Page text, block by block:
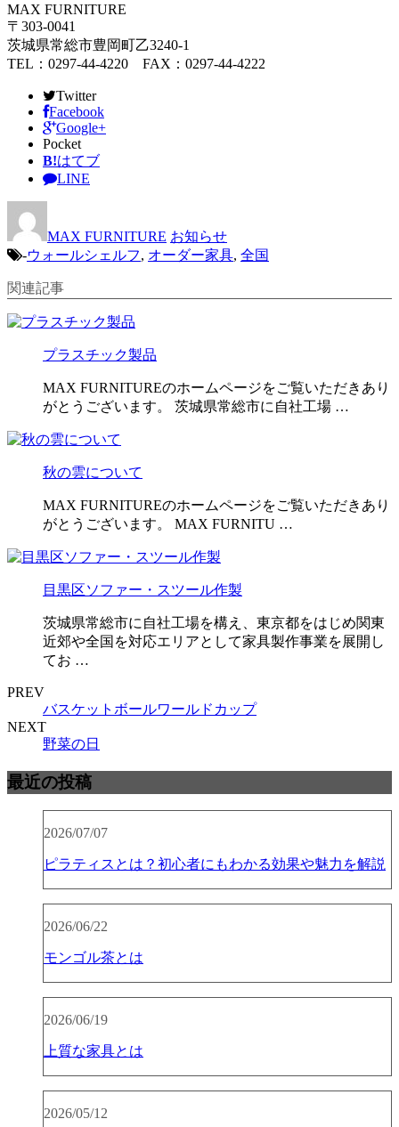
MAX FURNITURE
〒303-0041
茨城県常総市豊岡町乙3240-1
TEL：0297-44-4220 FAX：0297-44-4222
Twitter
Facebook
Google+
Pocket
B!はてブ
LINE
MAX FURNITURE お知らせ
-ウォールシェルフ, オーダー家具, 全国
関連記事
プラスチック製品
MAX FURNITUREのホームページをご覧いただきあり
がとうございます。 茨城県常総市に自社工場 …
秋の雲について
MAX FURNITUREのホームページをご覧いただきあり
がとうございます。 MAX FURNITU …
目黒区ソファー・スツール作製
茨城県常総市に自社工場を構え、東京都をはじめ関東
近郊や全国を対応エリアとして家具製作事業を展開し
てお …
PREV
バスケットボールワールドカップ
NEXT
野菜の日
最近の投稿
2026/07/07
ピラティスとは？初心者にもわかる効果や魅力を解説
2026/06/22
モンゴル茶とは
2026/06/19
上質な家具とは
2026/05/12